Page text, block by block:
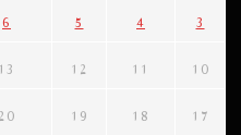
3
4
5
6
10
11
12
13
17
18
19
20